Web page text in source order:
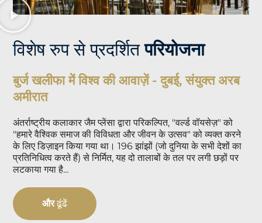
विशेष रुप से प्रदर्शितपरियोजना
बुर्ज खलीफा में विश्व की आवाज़ें - दुबई, संयुक्त अरब
अमीरात
अंतर्राष्ट्रीय कलाकार जैम प्लेंसा द्वारा परिकल्पित, "वर्ल्ड वॉयसेज़" को
"हमारे वैश्विक समाज की विविधता और जीवन के उत्सव" को व्यक्त करने
के लिए डिज़ाइन किया गया था। 196 झांझों (जो दुनिया के सभी देशों का
प्रतिनिधित्व करते हैं) से निर्मित, यह दो तालाबों के तल पर लगी छड़ों पर
लटकाया गया है...
औरढूंढें